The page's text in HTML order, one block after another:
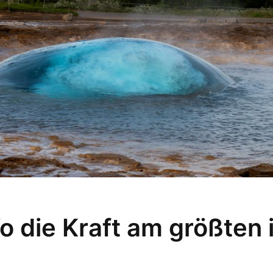
die Kraft am größten